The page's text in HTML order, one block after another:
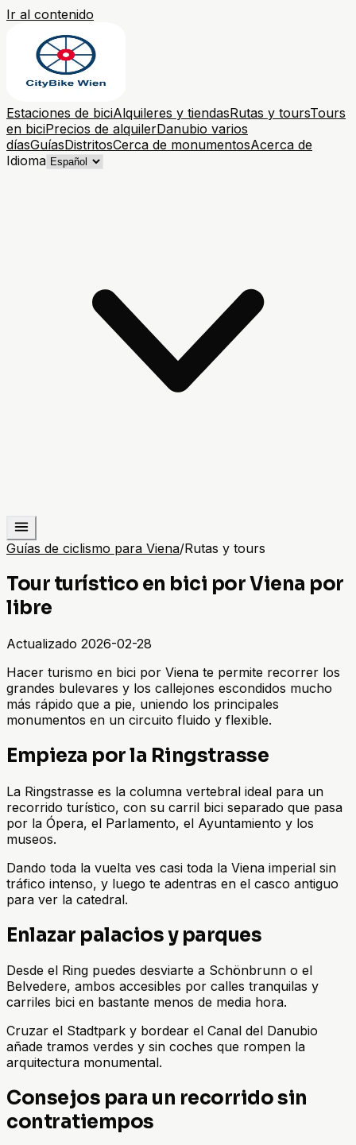
Ir al contenido
Estaciones de biciAlquileres y tiendasRutas y toursTours
en biciPrecios de alquilerDanubio varios
díasGuíasDistritosCerca de monumentosAcerca de
Idioma
Guías de ciclismo para Viena/Rutas y tours
Tour turístico en bici por Viena por
libre
Actualizado 2026-02-28
Hacer turismo en bici por Viena te permite recorrer los
grandes bulevares y los callejones escondidos mucho
más rápido que a pie, uniendo los principales
monumentos en un circuito fluido y flexible.
Empieza por la Ringstrasse
La Ringstrasse es la columna vertebral ideal para un
recorrido turístico, con su carril bici separado que pasa
por la Ópera, el Parlamento, el Ayuntamiento y los
museos.
Dando toda la vuelta ves casi toda la Viena imperial sin
tráfico intenso, y luego te adentras en el casco antiguo
para ver la catedral.
Enlazar palacios y parques
Desde el Ring puedes desviarte a Schönbrunn o el
Belvedere, ambos accesibles por calles tranquilas y
carriles bici en bastante menos de media hora.
Cruzar el Stadtpark y bordear el Canal del Danubio
añade tramos verdes y sin coches que rompen la
arquitectura monumental.
Consejos para un recorrido sin
contratiempos